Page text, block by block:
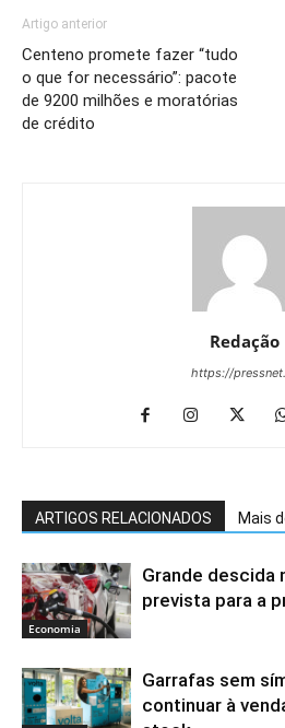
Artigo anterior
Centeno promete fazer “tudo
o que for necessário”: pacote
de 9200 milhões e moratórias
de crédito
Redação
https://
ARTIGOS RELACIONADOS Mais
Economia
Grande descida
prevista para a
Garrafas sem
continuar à